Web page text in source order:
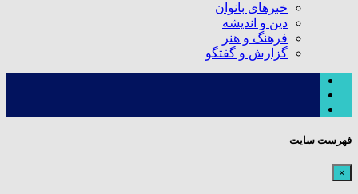
خبرهای بانوان
دین و اندیشه
فرهنگ و هنر
گزارش و گفتگو
فهرست سایت
×